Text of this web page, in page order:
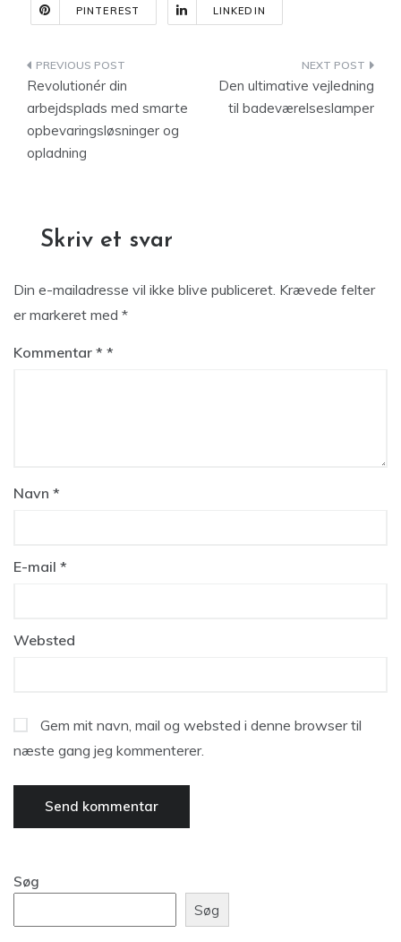
PINTEREST LINKEDIN
Indlægsnavigation
Revolutionér din
arbejdsplads med smarte
opbevaringsløsninger og
opladning
Den ultimative vejledning
til badeværelseslamper
Skriv et svar
Din e-mailadresse vil ikke blive publiceret. Krævede felter
er markeret med *
Kommentar *
Navn *
E-mail *
Websted
Gem mit navn, mail og websted i denne browser til
næste gang jeg kommenterer.
Søg
Søg